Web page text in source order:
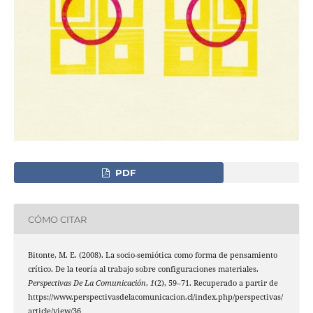
PDF
CÓMO CITAR
Bitonte, M. E. (2008). La socio-semiótica como forma de pensamiento
crítico. De la teoría al trabajo sobre configuraciones materiales.
Perspectivas De La Comunicación, 1(2), 59–71. Recuperado a partir de
https://www.perspectivasdelacomunicacion.cl/index.php/perspectivas/